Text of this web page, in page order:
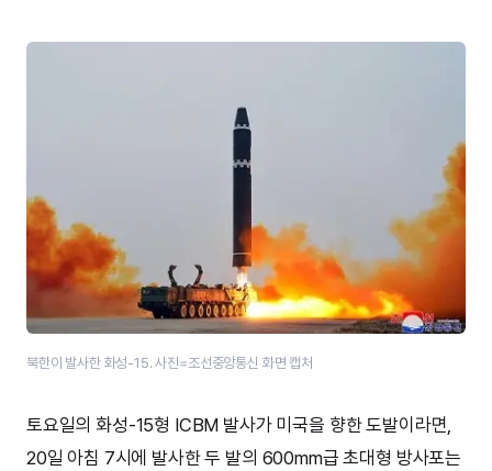
북한이 발사한 화성-15. 사진=조선중앙통신 화면 캡처
토요일의 화성-15형 ICBM 발사가 미국을 향한 도발이라면,
20일 아침 7시에 발사한 두 발의 600mm급 초대형 방사포는